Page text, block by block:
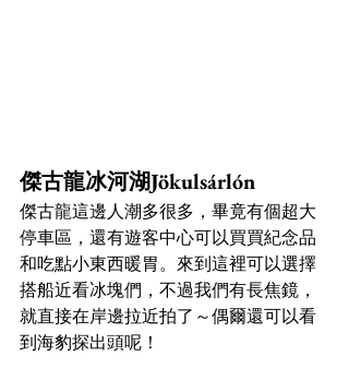
傑古龍冰河湖Jökulsárlón
傑古龍這邊人潮多很多，畢竟有個超大
停車區，還有遊客中心可以買買紀念品
和吃點小東西暖胃。來到這裡可以選擇
搭船近看冰塊們，不過我們有長焦鏡，
就直接在岸邊拉近拍了～偶爾還可以看
到海豹探出頭呢！